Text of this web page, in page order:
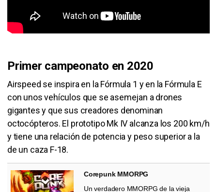
Primer campeonato en 2020
Airspeed se inspira en la Fórmula 1 y en la Fórmula E
con unos vehículos que se asemejan a drones
gigantes y que sus creadores denominan
octocópteros. El prototipo Mk IV alcanza los 200 km/h
y tiene una relación de potencia y peso superior a la
de un caza F-18.
Corepunk MMORPG
Un verdadero MMORPG de la vieja